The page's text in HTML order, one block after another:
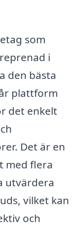
som
i
den bästa
plattform
det enkelt
Det är en
med flera
utvärdera
vilket kan
och